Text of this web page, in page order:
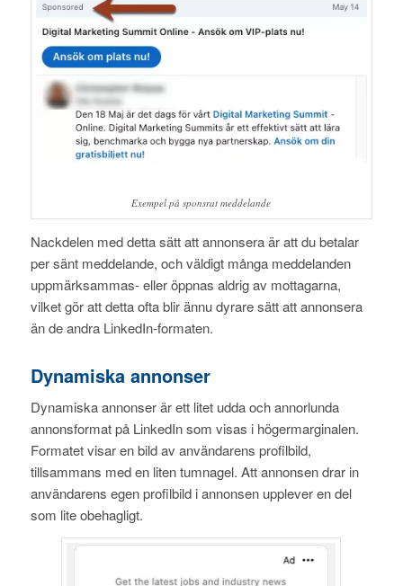
Exempel på sponsrat meddelande
Nackdelen med detta sätt att annonsera är att du betalar
per sänt meddelande, och väldigt många meddelanden
uppmärksammas- eller öppnas aldrig av mottagarna,
vilket gör att detta ofta blir ännu dyrare sätt att annonsera
än de andra LinkedIn-formaten.
Dynamiska annonser
Dynamiska annonser är ett litet udda och annorlunda
annonsformat på LinkedIn som visas i högermarginalen.
Formatet visar en bild av användarens profilbild,
tillsammans med en liten tumnagel. Att annonsen drar in
användarens egen profilbild i annonsen upplever en del
som lite obehagligt.